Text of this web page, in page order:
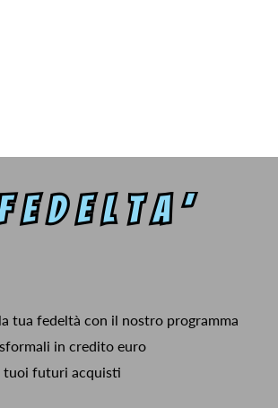
tua fedeltà con il nostro programma
in credito euro
tuoi futuri acquisti